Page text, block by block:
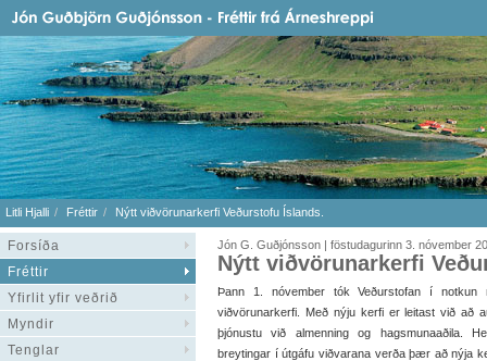
Litli Hjalli Fréttir Nýtt viðvörunarkerfi Veðurstofu Íslands.
Forsíða
Fréttir
Yfirlit yfir veðrið
Myndir
Tenglar
Jón G. Guðjónsson | föstudagurinn 3. nóvember
Nýtt viðvörunarkerfi
Þann 1. nóvember tók Veðurstofan í notkun
viðvörunarkerfi. Með nýju kerfi er leitast við að
þjónustu við almenning og hagsmunaaðila.
breytingar í útgáfu viðvarana verða þær að nýja